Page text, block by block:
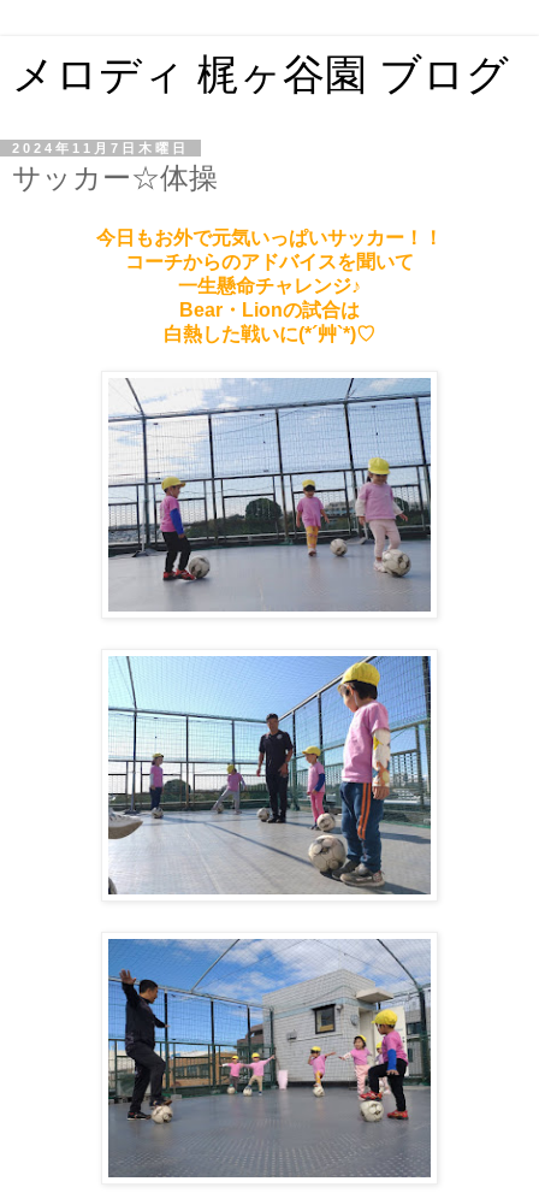
メロディ 梶ヶ谷園 ブログ
2024年11月7日木曜日
サッカー☆体操
今日もお外で元気いっぱいサッカー！！
コーチからのアドバイスを聞いて
一生懸命チャレンジ♪
Bear・Lionの試合は
白熱した戦いに(*´艸`*)♡